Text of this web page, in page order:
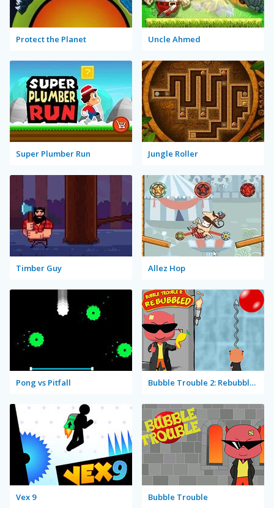
Protect the Planet Uncle Ahmed
Super Plumber Run Jungle Roller
Timber Guy Allez Hop
Pong vs Pitfall Bubble Trouble 2: Rebubbled
Vex 9 Bubble Trouble